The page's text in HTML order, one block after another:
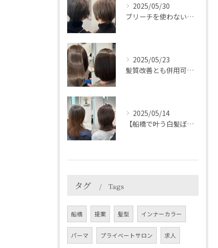
2025/05/30
ブリーチを使わない白髪ぼかしで自然におしゃれに＊HEARTS...
2025/05/23
髪質改善とも併用可能◎＊HEARTS船橋白髪ぼかし
2025/05/14
【船橋で叶う白髪ぼかし】白髪比率が多くても出来る脱白髪染め⭐...
タグ Tags
船橋 提案 髪型 インナーカラー
パーマ プライベートサロン 求人